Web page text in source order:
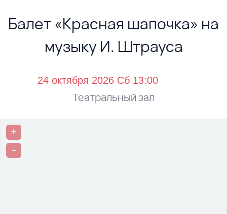
Балет «Красная шапочка» на
музыку И. Штрауса
Театральный зал
+
-